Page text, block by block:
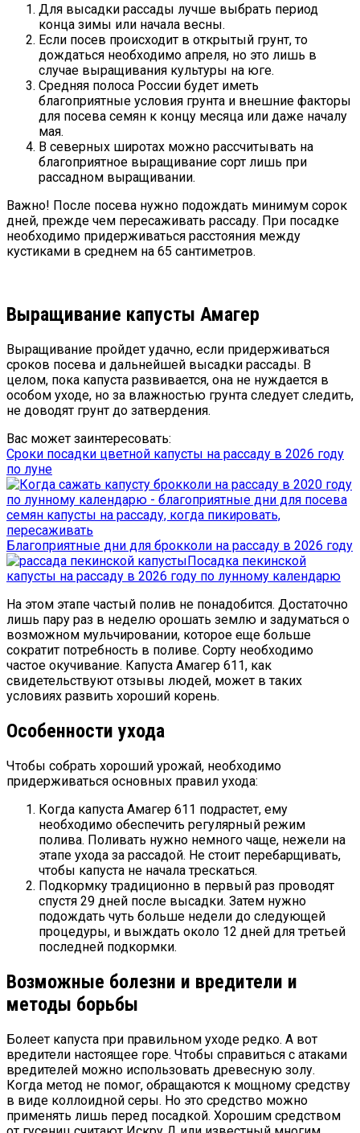
Для высадки рассады лучше выбрать период
конца зимы или начала весны.
Если посев происходит в открытый грунт, то
дождаться необходимо апреля, но это лишь в
случае выращивания культуры на юге.
Средняя полоса России будет иметь
благоприятные условия грунта и внешние факторы
для посева семян к концу месяца или даже началу
мая.
В северных широтах можно рассчитывать на
благоприятное выращивание сорт лишь при
рассадном выращивании.
Важно! После посева нужно подождать минимум сорок
дней, прежде чем пересаживать рассаду. При посадке
необходимо придерживаться расстояния между
кустиками в среднем на 65 сантиметров.
Выращивание капусты Амагер
Выращивание пройдет удачно, если придерживаться
сроков посева и дальнейшей высадки рассады. В
целом, пока капуста развивается, она не нуждается в
особом уходе, но за влажностью грунта следует следить,
не доводят грунт до затвердения.
Вас может заинтересовать:
Сроки посадки цветной капусты на рассаду в 2026 году
по луне
Благоприятные дни для брокколи на рассаду в 2026 году
Посадка пекинской
капусты на рассаду в 2026 году по лунному календарю
На этом этапе частый полив не понадобится. Достаточно
лишь пару раз в неделю орошать землю и задуматься о
возможном мульчировании, которое еще больше
сократит потребность в поливе. Сорту необходимо
частое окучивание. Капуста Амагер 611, как
свидетельствуют отзывы людей, может в таких
условиях развить хороший корень.
Особенности ухода
Чтобы собрать хороший урожай, необходимо
придерживаться основных правил ухода:
Когда капуста Амагер 611 подрастет, ему
необходимо обеспечить регулярный режим
полива. Поливать нужно немного чаще, нежели на
этапе ухода за рассадой. Не стоит перебарщивать,
чтобы капуста не начала трескаться.
Подкормку традиционно в первый раз проводят
спустя 29 дней после высадки. Затем нужно
подождать чуть больше недели до следующей
процедуры, и выждать около 12 дней для третьей
последней подкормки.
Возможные болезни и вредители и
методы борьбы
Болеет капуста при правильном уходе редко. А вот
вредители настоящее горе. Чтобы справиться с атаками
вредителей можно использовать древесную золу.
Когда метод не помог, обращаются к мощному средству
в виде коллоидной серы. Но это средство можно
применять лишь перед посадкой. Хорошим средством